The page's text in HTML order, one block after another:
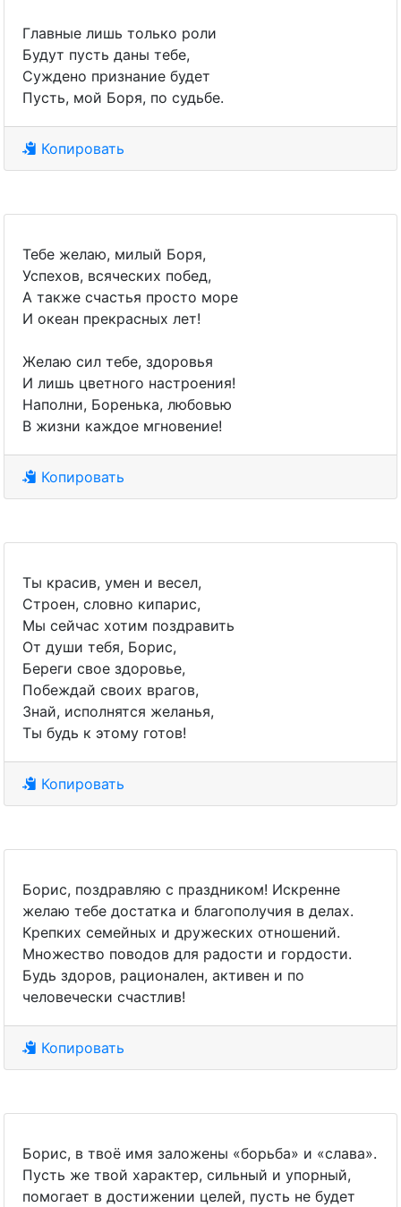
Главные лишь только роли
Будут пусть даны тебе,
Суждено признание будет
Пусть, мой Боря, по судьбе.
Копировать
Тебе желаю, милый Боря,
Успехов, всяческих побед,
А также счастья просто море
И океан прекрасных лет!
Желаю сил тебе, здоровья
И лишь цветного настроения!
Наполни, Боренька, любовью
В жизни каждое мгновение!
Копировать
Ты красив, умен и весел,
Строен, словно кипарис,
Мы сейчас хотим поздравить
От души тебя, Борис,
Береги свое здоровье,
Побеждай своих врагов,
Знай, исполнятся желанья,
Ты будь к этому готов!
Копировать
Борис, поздравляю с праздником! Искренне
желаю тебе достатка и благополучия в делах.
Крепких семейных и дружеских отношений.
Множество поводов для радости и гордости.
Будь здоров, рационален, активен и по
человечески счастлив!
Копировать
Борис, в твоё имя заложены «борьба» и «слава».
Пусть же твой характер, сильный и упорный,
помогает в достижении целей, пусть не будет